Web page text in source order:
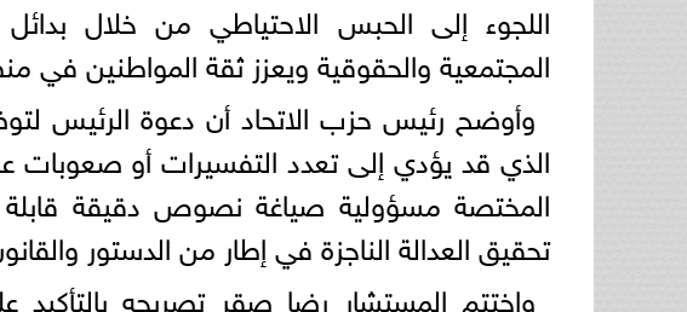
اللجوء إلى الحبس الاحتياطي من خلال
المجتمعية والحقوقية ويعزز ثقة المواطنين في
وأوضح رئيس حزب الاتحاد أن دعوة الرئيس
الذي قد يؤدي إلى تعدد التفسيرات أو صعوبات
المختصة مسؤولية صياغة نصوص دقيقة
تحقيق العدالة الناجزة في إطار من الدستور
واختتم المستشار رضا صقر تصريحه